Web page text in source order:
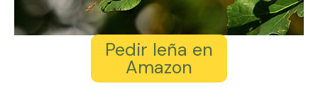
Pedir leña en
Amazon